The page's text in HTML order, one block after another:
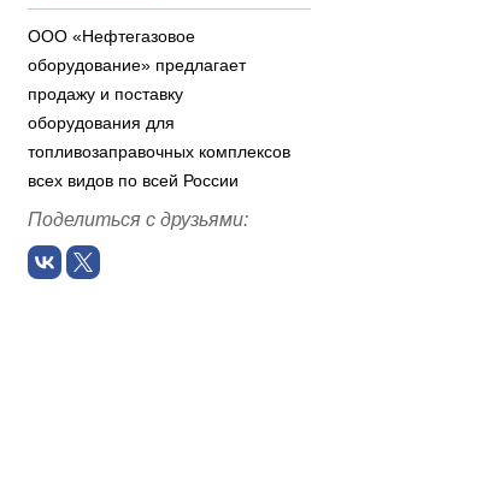
ООО «Нефтегазовое
оборудование» предлагает
продажу и поставку
оборудования для
топливозаправочных комплексов
всех видов по всей России
Поделиться с друзьями: